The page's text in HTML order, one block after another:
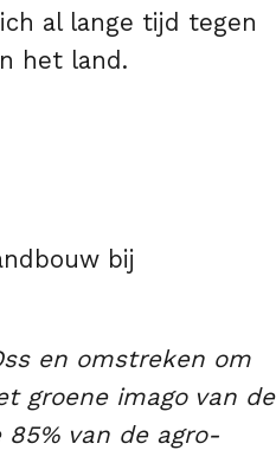
al lange tijd tegen
het land.
bij
en omstreken om
groene imago van de
85% van de agro-